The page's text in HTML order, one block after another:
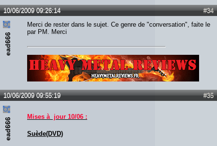
#34
10/06/2009 09:26:14
ead666
Merci de rester dans le sujet. Ce genre de "conversation", faite le
par PM. Merci
#35
10/06/2009 09:55:19
ead666
Mises à jour 10/06 :
Suède(DVD)